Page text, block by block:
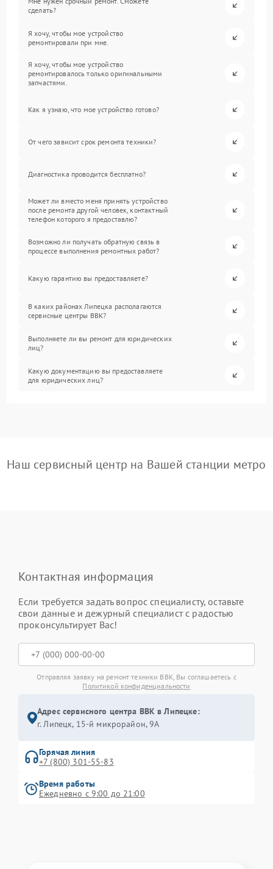
сделать?
Я хочу, чтобы мое устройство
ремонтировали при мне.
Я хочу, чтобы мое устройство
ремонтировалось только оригинальными
запчастями.
Как я узнаю, что мое устройство готово?
От чего зависит срок ремонта техники?
Диагностика проводится бесплатно?
Может ли вместо меня принять устройство
после ремонта другой человек, контактный
телефон которого я предоставлю?
Возможно ли получать обратную связь в
процессе выполнения ремонтных работ?
Какую гарантию вы предоставляете?
В каких районах Липецка располагаются
сервисные центры BBK?
Выполняете ли вы ремонт для юридических
лиц?
Какую документацию вы предоставляете
для юридических лиц?
Наш сервисный центр на Вашей станции метро
Контактная информация
Если требуется задать вопрос специалисту, оставьте
свои данные и дежурный специалист с радостью
проконсультирует Вас!
Отправляя заявку на ремонт техники BBK, Вы соглашаетесь с
Политикой конфиденциальности
Адрес сервисного центра BBK в Липецке:
г. Липецк, 15-й микрорайон, 9А
Горячая линия
+7 (800) 301-55-83
Время работы
Ежедневно с 9:00 до 21:00